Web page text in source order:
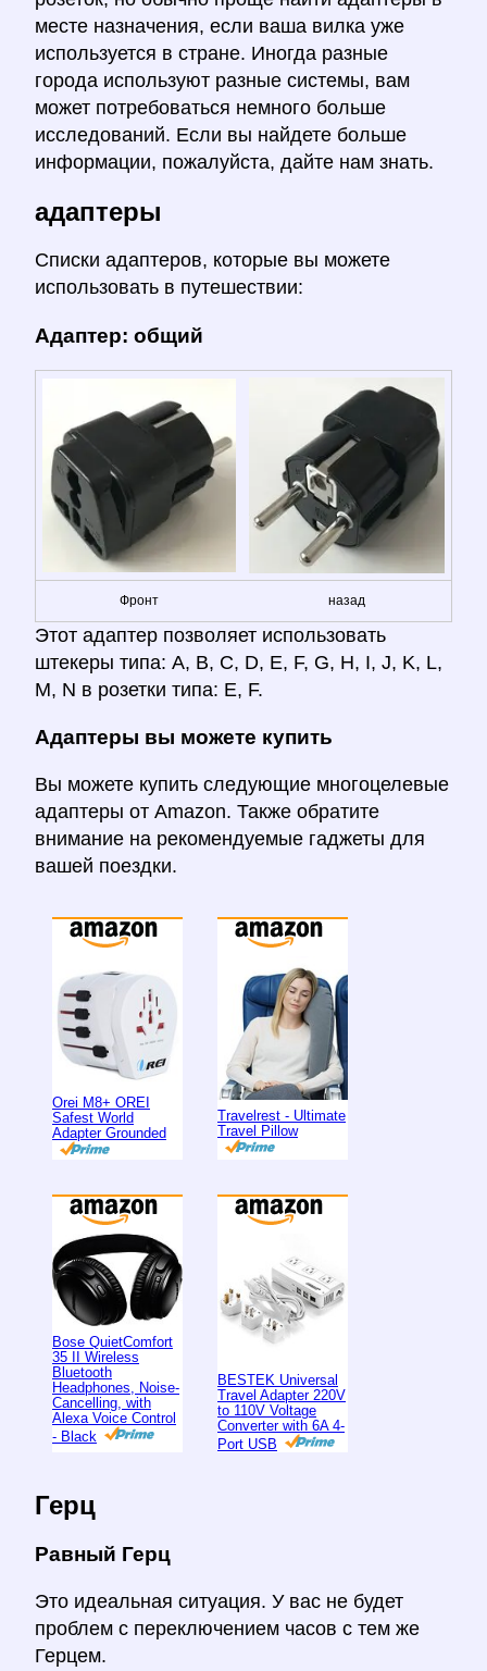
месте назначения, если ваша вилка уже
используется в стране. Иногда разные
города используют разные системы, вам
может потребоваться немного больше
исследований. Если вы найдете больше
информации, пожалуйста, дайте нам знать.
адаптеры
Списки адаптеров, которые вы можете
использовать в путешествии:
Адаптер: общий
Фронт назад
Этот адаптер позволяет использовать
штекеры типа: A, B, C, D, E, F, G, H, I, J, K, L,
M, N в розетки типа: E, F.
Адаптеры вы можете купить
Вы можете купить следующие многоцелевые
адаптеры от Amazon. Также обратите
внимание на рекомендуемые гаджеты для
вашей поездки.
Orei M8+ OREI
Safest World
Adapter Grounded
Travelrest - Ultimate
Travel Pillow
Bose QuietComfort
35 II Wireless
Bluetooth
Headphones, Noise-
Cancelling, with
Alexa Voice Control
- Black
BESTEK Universal
Travel Adapter 220V
to 110V Voltage
Converter with 6A 4-
Port USB
Герц
Равный Герц
Это идеальная ситуация. У вас не будет
проблем с переключением часов с тем же
Герцем.